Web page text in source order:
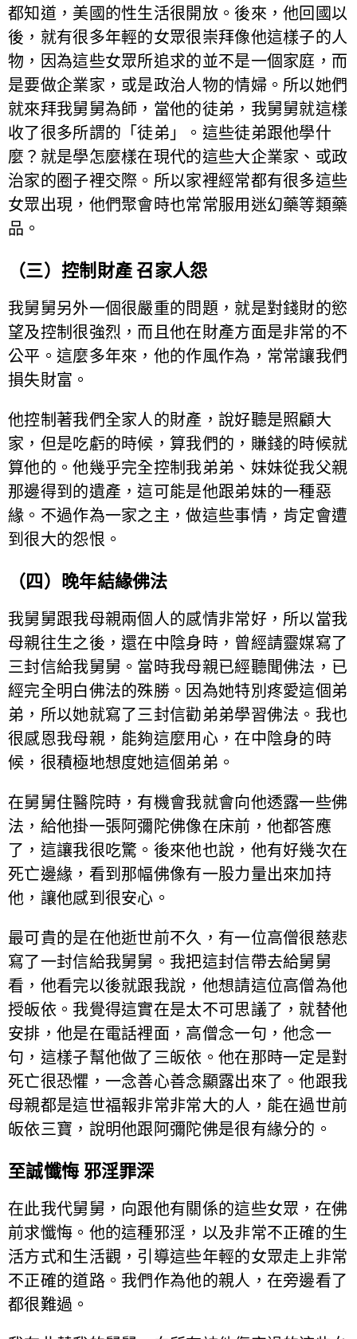
都知道，美國的性生活很開放。後來，他回國以
後，就有很多年輕的女眾很崇拜像他這樣子的人
物，因為這些女眾所追求的並不是一個家庭，而
是要做企業家，或是政治人物的情婦。所以她們
就來拜我舅舅為師，當他的徒弟，我舅舅就這樣
收了很多所謂的「徒弟」。這些徒弟跟他學什
麼？就是學怎麼樣在現代的這些大企業家、或政
治家的圈子裡交際。所以家裡經常都有很多這些
女眾出現，他們聚會時也常常服用迷幻藥等類藥
品。
（三）控制財產 召家人怨
我舅舅另外一個很嚴重的問題，就是對錢財的慾
望及控制很強烈，而且他在財產方面是非常的不
公平。這麼多年來，他的作風作為，常常讓我們
損失財富。
他控制著我們全家人的財產，說好聽是照顧大
家，但是吃虧的時候，算我們的，賺錢的時候就
算他的。他幾乎完全控制我弟弟、妹妹從我父親
那邊得到的遺產，這可能是他跟弟妹的一種惡
緣。不過作為一家之主，做這些事情，肯定會遭
到很大的怨恨。
（四）晚年結緣佛法
我舅舅跟我母親兩個人的感情非常好，所以當我
母親往生之後，還在中陰身時，曾經請靈媒寫了
三封信給我舅舅。當時我母親已經聽聞佛法，已
經完全明白佛法的殊勝。因為她特別疼愛這個弟
弟，所以她就寫了三封信勸弟弟學習佛法。我也
很感恩我母親，能夠這麼用心，在中陰身的時
候，很積極地想度她這個弟弟。
在舅舅住醫院時，有機會我就會向他透露一些佛
法，給他掛一張阿彌陀佛像在床前，他都答應
了，這讓我很吃驚。後來他也說，他有好幾次在
死亡邊緣，看到那幅佛像有一股力量出來加持
他，讓他感到很安心。
最可貴的是在他逝世前不久，有一位高僧很慈悲
寫了一封信給我舅舅。我把這封信帶去給舅舅
看，他看完以後就跟我說，他想請這位高僧為他
授皈依。我覺得這實在是太不可思議了，就替他
安排，他是在電話裡面，高僧念一句，他念一
句，這樣子幫他做了三皈依。他在那時一定是對
死亡很恐懼，一念善心善念顯露出來了。他跟我
母親都是這世福報非常非常大的人，能在過世前
皈依三寶，說明他跟阿彌陀佛是很有緣分的。
至誠懺悔 邪淫罪深
在此我代舅舅，向跟他有關係的這些女眾，在佛
前求懺悔。他的這種邪淫，以及非常不正確的生
活方式和生活觀，引導這些年輕的女眾走上非常
不正確的道路。我們作為他的親人，在旁邊看了
都很難過。